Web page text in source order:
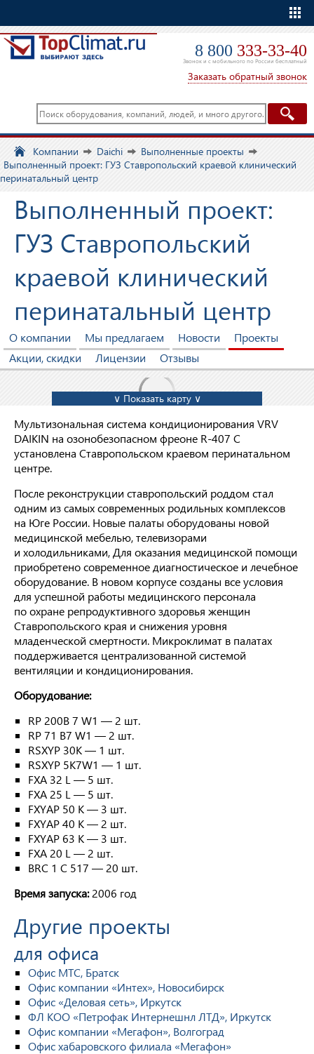
8 800 333-33-40
Звонок и с мобильного по России бесплатный
Заказать обратный звонок
Компании Daichi
Выполненные проекты
Выполненный проект: ГУЗ Ставропольский краевой клинический
перинатальный центр
Выполненный проект:
ГУЗ Ставропольский
краевой клинический
перинатальный центр
О компании Мы предлагаем Новости
Проекты
Акции, скидки
Лицензии Отзывы
∨ Показать карту ∨
Мультизональная система кондиционирования VRV
DAIKIN на озонобезопасном фреоне R-407 C
установлена Ставропольском краевом перинатальном
центре.
После реконструкции ставропольский роддом стал
одним из самых современных родильных комплексов
на Юге России. Новые палаты оборудованы новой
медицинской мебелью, телевизорами
и холодильниками, Для оказания медицинской помощи
приобретено современное диагностическое и лечебное
оборудование. В новом корпусе созданы все условия
для успешной работы медицинского персонала
по охране репродуктивного здоровья женщин
Ставропольского края и снижения уровня
младенческой смертности. Микроклимат в палатах
поддерживается централизованной системой
вентиляции и кондиционирования.
Оборудование:
RP 200B 7 W1 — 2 шт.
RP 71 B7 W1 — 2 шт.
RSXYP 30K — 1 шт.
RSXYP 5K7W1 — 1 шт.
FXA 32 L — 5 шт.
FXA 25 L — 5 шт.
FXYAP 50 K — 3 шт.
FXYAP 40 K — 2 шт.
FXYAP 63 K — 3 шт.
FXA 20 L — 2 шт.
BRC 1 C 517 — 20 шт.
Время запуска:2006 год
Другие проекты
для офиса
Офис МТС, Братск
Офис компании «Интех», Новосибирск
Офис «Деловая сеть», Иркутск
ФЛ КОО «Петрофак Интернешнл ЛТД», Иркутск
Офис компании «Мегафон», Волгоград
Офис хабаровского филиала «Мегафон»